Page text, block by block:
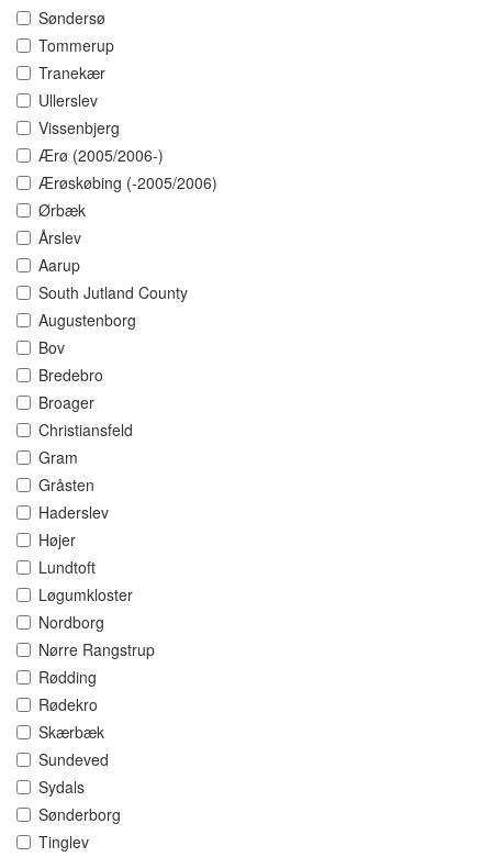
Søndersø
Tommerup
Tranekær
Ullerslev
Vissenbjerg
Ærø (2005/2006-)
Ærøskøbing (-2005/2006)
Ørbæk
Årslev
Aarup
South Jutland County
Augustenborg
Bov
Bredebro
Broager
Christiansfeld
Gram
Gråsten
Haderslev
Højer
Lundtoft
Løgumkloster
Nordborg
Nørre Rangstrup
Rødding
Rødekro
Skærbæk
Sundeved
Sydals
Sønderborg
Tinglev